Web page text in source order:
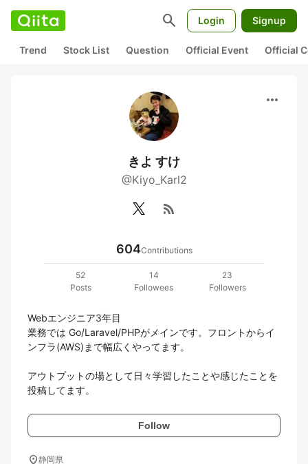
search Login Signup
Trend Stock List Question Official Event Official
more_horiz
きよ すけ
@Kiyo_Karl2
rss_feed
604Contributions
52
Posts
14
Followees
23
Followers
Webエンジニア3年目
業務では Go/Laravel/PHPがメインです。フロントからイ
ンフラ(AWS)まで幅広くやってます。
アウトプットの場として日々学習したことや感じたことを
投稿してます。
Follow
location_on静岡県